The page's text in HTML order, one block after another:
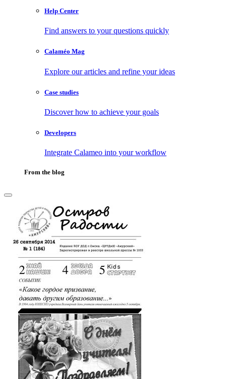
Help Center
Find answers to your questions quickly
Calaméo Mag
Explore our articles and refine your ideas
Case studies
Discover how to achieve your goals
Developers
Integrate Calameo into your workflow
From the blog